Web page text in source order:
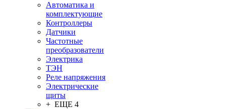
Автоматика и
комплектующие
Контроллеры
Датчики
Частотные
преобразователи
Электрика
ТЭН
Реле напряжения
Электрические
щиты
+ ЕЩЕ 4